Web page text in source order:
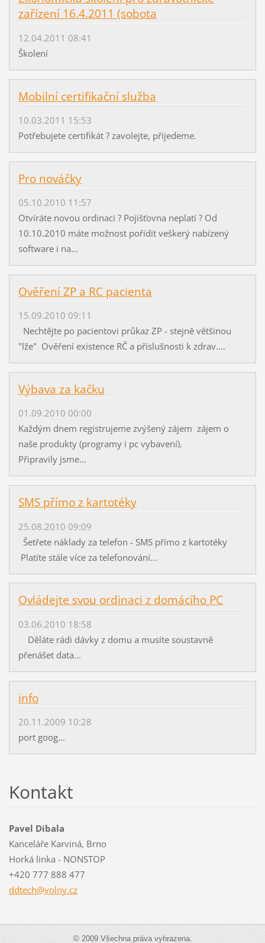
zařízení 16.4.2011 (sobota
12.04.2011 08:41
Školení
Mobilní certifikační služba
10.03.2011 15:53
Potřebujete certifikát ? zavolejte, přijedeme.
Pro nováčky
05.10.2010 11:57
Otvíráte novou ordinaci ? Pojišťovna neplatí ? Od
10.10.2010 máte možnost pořídit veškerý nabízený
software i na...
Ověření ZP a RC pacienta
15.09.2010 09:11
Nechtějte po pacientovi průkaz ZP - stejně většinou
"lže" Ověření existence RČ a příslušnosti k zdrav....
Výbava za kačku
01.09.2010 00:00
Každým dnem registrujeme zvýšený zájem zájem o
naše produkty (programy i pc vybavení).
Připravily jsme...
SMS přímo z kartotéky
25.08.2010 09:09
Šetřete náklady za telefon - SMS přímo z kartotéky
Platíte stále více za telefonování...
Ovládejte svou ordinaci z domácího PC
03.06.2010 18:58
Děláte rádi dávky z domu a musíte soustavně
přenášet data...
info
20.11.2009 10:28
port goog...
Kontakt
Pavel Dibala
Kanceláře Karviná, Brno
Horká linka - NONSTOP
+420 777 888 477
ddtech@volny.cz
© 2009 Všechna práva vyhrazena.